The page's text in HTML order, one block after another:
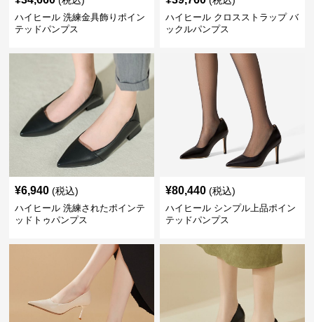
ハイヒール 洗練金具飾りポイン
テッドパンプス
ハイヒール クロスストラップ バ
ックルパンプス
¥6,940 (税込)
ハイヒール 洗練されたポインテ
ッドトゥパンプス
¥80,440 (税込)
ハイヒール シンプル上品ポイン
テッドパンプス